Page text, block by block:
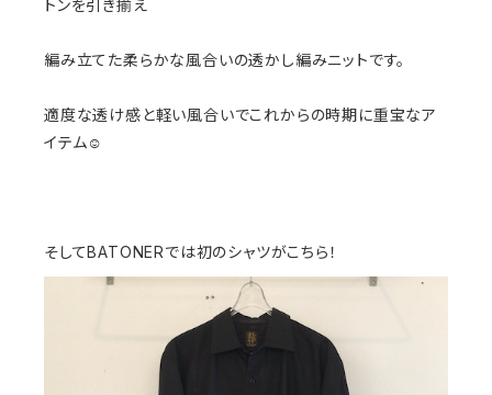
トンを引き揃え
編み立てた柔らかな風合いの透かし編みニットです。
適度な透け感と軽い風合いでこれからの時期に重宝なア
イテム☺︎
そしてBATONERでは初のシャツがこちら！